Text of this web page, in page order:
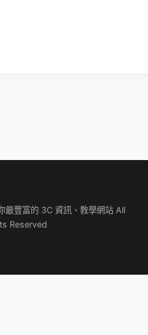
豐富的 3C 資訊、教學網站 All
Reserved